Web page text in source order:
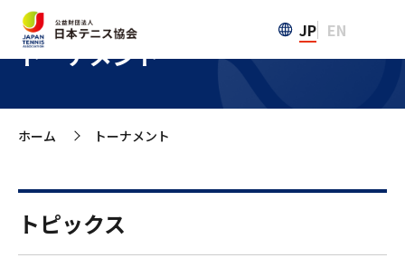
JP EN
トーナメント
ホーム >
トーナメント
トピックス